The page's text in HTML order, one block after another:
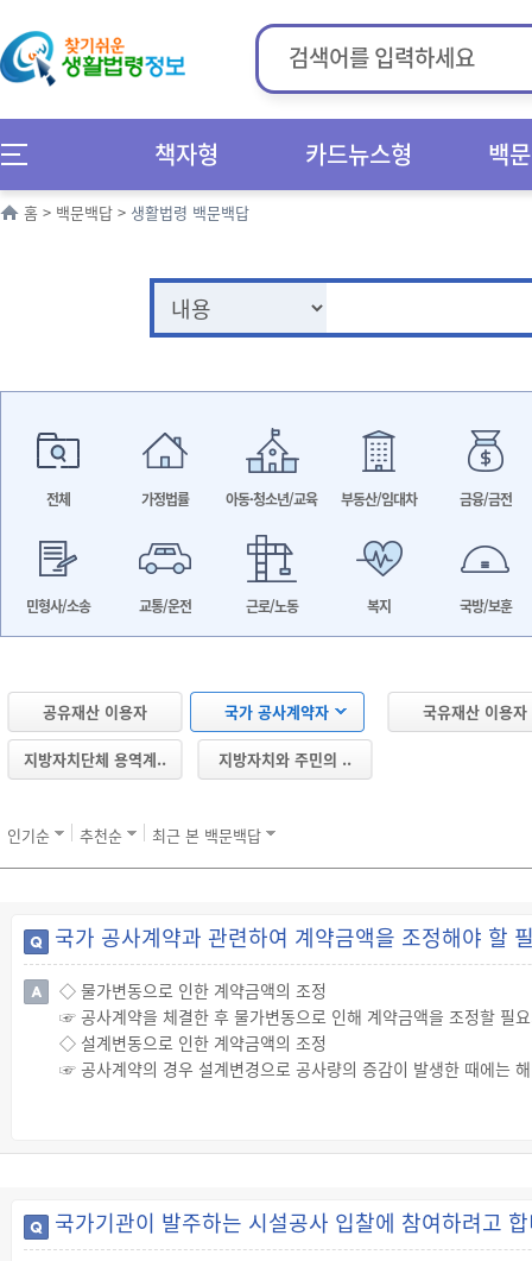
책자형 카드뉴스형 백
홈 > 백문백답 > 생활법령 백문백답
전체 가정법률 아동·청소년/교육 부동산/임대차 금융/금전
민형사/소송 교통/운전 근로/노동 복지 국방/보훈
공유재산 이용자 국가 공사계약자 국유재산 이용자
지방자치단체 용역계.. 지방자치와 주민의 ..
인기순 추천순 최근 본 백문백답
국가 공사계약과 관련하여 계약금액을 조정해야 할
◇ 물가변동으로 인한 계약금액의 조정
☞ 공사계약을 체결한 후 물가변동으로 인해 계약금액을 조정할 필
◇ 설계변동으로 인한 계약금액의 조정
☞ 공사계약의 경우 설계변경으로 공사량의 증감이 발생한 때에는
않는 범위에서 계약금액을 조정합니다.
국가기관이 발주하는 시설공사 입찰에 참여하려고